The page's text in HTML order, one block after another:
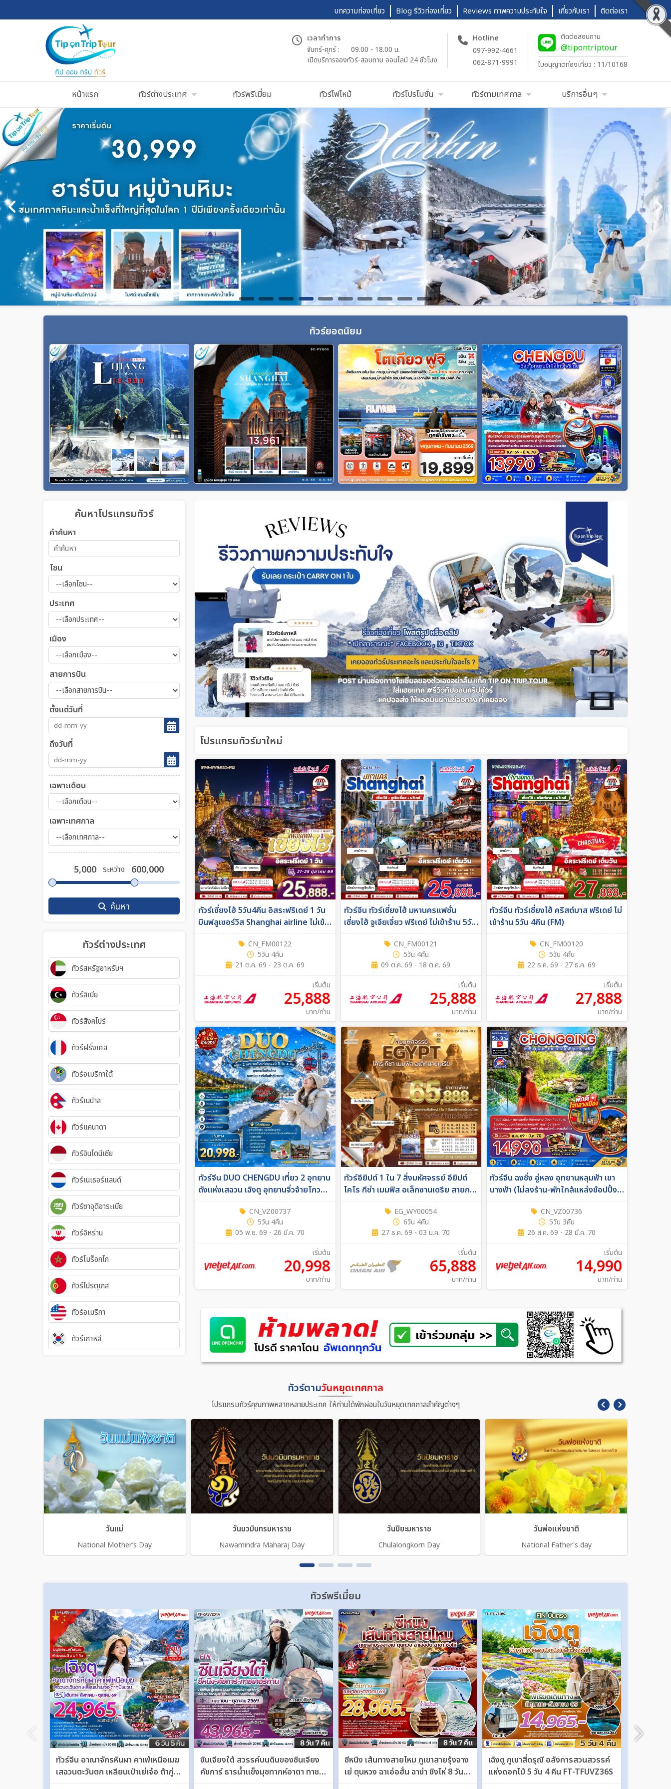
บทความท่องเที่ยว Blog รีวิวท่องเที่ยว Reviews ภาพความประทับใจ เกี่ยวกับเรา ติดต่อเรา
เวลาทำการ
จันทร์-ศุกร์ :
09.00 - 18.00 น.
เปืดบริการจองทัวร์-สอบถาม ออนไลน์ 24 ชั่วโมง
Hotline
097-992-4661
062-871-9991
ติดต่อสอบถาม
@tipontriptour
ใบอนุญาตท่องเที่ยว : 11/10168
หน้าแรก ทัวร์ต่างประเทศ ทัวร์พรีเมี่ยม ทัวร์ไฟไหม้ ทัวร์โปรโมชั่น ทัวร์ตามเทศกาล บริการอื่นๆ
ทัวร์ยอดนิยม
ค้นหาโปรแกรมทัวร์
คำค้นหา
โซน
ประเทศ
เมือง
สายการบิน
ตั้งแต่วันที่
ถึงวันที่
เฉพาะเดือน
เฉพาะเทศกาล
ระหว่าง
ค้นหา
ทัวร์ต่างประเทศ
ทัวร์สหรัฐอาหรับฯ
ทัวร์ลิเบีย
ทัวร์สิงคโปร์
ทัวร์ฝรั่งเศส
ทัวร์อเมริกาใต้
ทัวร์เนปาล
ทัวร์แคนาดา
ทัวร์อินโดนีเซีย
ทัวร์เนเธอร์แลนด์
ทัวร์ซาอุดีอาระเบีย
ทัวร์อิหร่าน
ทัวร์โมร็อกโก
ทัวร์โปรตุเกส
ทัวร์อเมริกา
ทัวร์เกาหลี
โปรแกรมทัวร์มาใหม่
ทัวร์เซี่ยงไฮ้ 5วัน4คืน อิสระฟรีเดย์ 1 วัน
บินฟลูเซอร์วิส Shanghai airline ไม่เข้า
ร้าน
CN_FM00122
5วัน 4คืน
21 ต.ค. 69 - 23 ต.ค. 69
เริ่มต้น
25,888
บาท/ท่าน
ทัวร์จีน ทัวร์เซี่ยงไฮ้ มหานครแฟชั่น
เซี่ยงไฮ้ จูเจียเจี่ยว ฟรีเดย์ ไม่เข้าร้าน 5วัน
4คืน (FM)
CN_FM00121
5วัน 4คืน
09 ต.ค. 69 - 18 ต.ค. 69
เริ่มต้น
25,888
บาท/ท่าน
ทัวร์จีน ทัวร์เซี่ยงไฮ้ คริสต์มาส ฟรีเดย์ ไม่
เข้าร้าน 5วัน 4คืน (FM)
CN_FM00120
5วัน 4คืน
22 ธ.ค. 69 - 27 ธ.ค. 69
เริ่มต้น
27,888
บาท/ท่าน
ทัวร์จีน DUO CHENGDU เที่ยว 2 อุทยาน
ดังแห่งเสฉวน เฉิงตู อุทยานจิ่วจ้ายโกว
ภูเขาหิมะการ์เซียต๋ากู่ปิงชวน 5วัน 4คืน
CN_VZ00737
5วัน 4คืน
05 พ.ย. 69 - 26 มี.ค. 70
เริ่มต้น
20,998
บาท/ท่าน
ทัวร์อียิปต์ 1 ใน 7 สิ่งมหัศจรรย์ อียิปต์
ไคโร กีซ่า เมมฟิส อเล็กซานเดรีย สายการ
บิน Oman air 6วัน 4คืน (WY)
EG_WY00054
6วัน 4คืน
27 ธ.ค. 69 - 03 ม.ค. 70
เริ่มต้น
65,888
บาท/ท่าน
ทัวร์จีน ฉงชิ่ง อู่หลง อุทยานหลุมฟ้า เขา
นางฟ้า (ไม่ลงร้าน-พักใกล้แหล่งช้อปปิ้ง)
5วัน 3คืน (VZ)
CN_VZ00736
5วัน 3คืน
26 ส.ค. 69 - 28 มี.ค. 70
เริ่มต้น
14,990
บาท/ท่าน
ทัวร์ตามวันหยุดเทศกาล
โปรแกรมทัวร์คุณภาพหลากหลายประเทศ ให้ท่านได้พักผ่อนในวันหยุดเทศกาลสำคัญต่างๆ
วันแม่
National Mother’s Day
วันนวมินทรมหาราช
Nawamindra Maharaj Day
วันปิยะมหาราช
Chulalongkorn Day
วันพ่อเเห่งชาติ
National Father's day
ทัวร์พรีเมี่ยม
ทัวร์จีน อาณาจักรหินผา คาเฟ่เหนือเมฆ
เสฉวนตะวันตก เหลียนเป่าเย่เจ๋อ ต้ากู่
ปิ่งชวน 6 วัน 5 คืน FT-TFUVZ38A
ซินเจียงใต้ สวรรค์บนดินของซินเจียง
คัชการ์ ธารน้ำแข็งมุซทากห์อาตา ทาชเค
อร์กาน ซีหนิง ชิงไห่ 8 วัน 7 คืน FT-
ซีหนิง เส้นทางสายไหม ภูเขาสายรุ้งจาง
เย่ ตุนหวง ฉาเอ่อฮั่น ฉาข่า ชิงไห่ 8 วัน 7
คืน FT-XNNVZ08A
เฉิงตู ภูเขาสี่ดรุณี อลังการสวนสวรรค์
แห่งดอกไม้ 5 วัน 4 คืน FT-TFUVZ36S